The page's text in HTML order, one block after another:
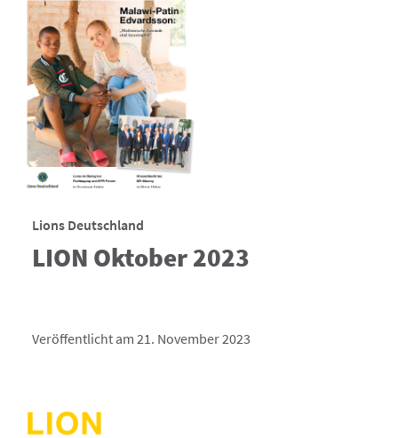
Lions Deutschland
LION Oktober 2023
Veröffentlicht am 21. November 2023